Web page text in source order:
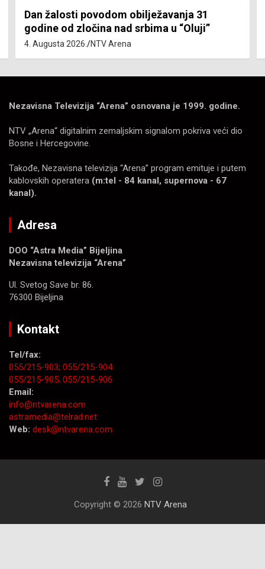
Dan žalosti povodom obilježavanja 31
godine od zločina nad srbima u “Oluji”
4. Augusta 2026. NTV Arena
Nezavisna Televizija “Arena” osnovana je 1999. godine.
NTV „Arena“ digitalnim zemaljskim signalom pokriva veći dio
Bosne i Hercegovine.
Takođe, Nezavisna televizija “Arena” program emituje i putem
kablovskih operatera (m:tel - 84 kanal, supernova - 67
kanal).
Adresa
DOO “Astra Media” Bijeljina
Nezavisna televizija “Arena”
Ul. Svetog Save br. 86.
76300 Bijeljina
Kontakt
Tel/fax:
055/215-903; 055/215-904
055/215-905; 055/215-906
Email:
info@ntvarena.com
astramedia@telrad.net
Web: desk@ntvarena.com
Copyright © 2026 NTV Arena